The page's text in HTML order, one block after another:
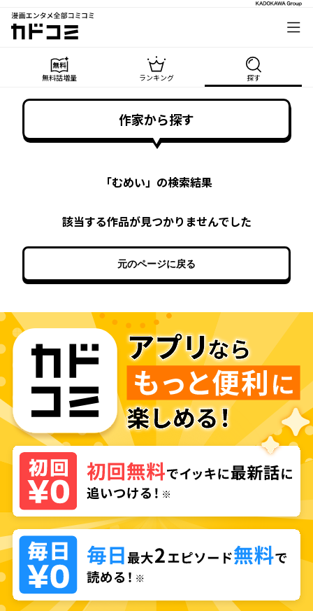
漫画エンタメ全部コミコミ
カドコミ
無料話増量 ランキング 探す
作家から探す
「むめい」の検索結果
該当する作品が見つかりませんでした
元のページに戻る